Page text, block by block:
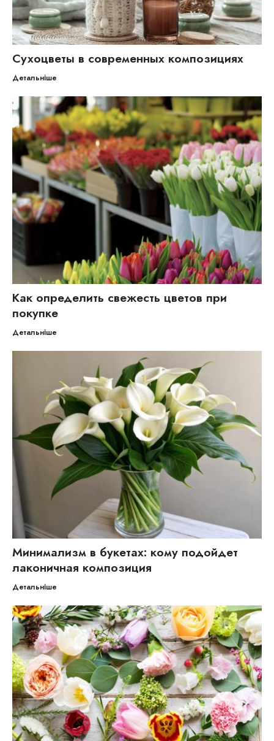
Сухоцветы в современных композициях
Детальніше
Как определить свежесть цветов при
покупке
Детальніше
Минимализм в букетах: кому подойдет
лаконичная композиция
Детальніше